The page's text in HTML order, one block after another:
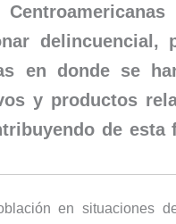
delincuencial,
en donde se
y productos
de esta
en situaciones